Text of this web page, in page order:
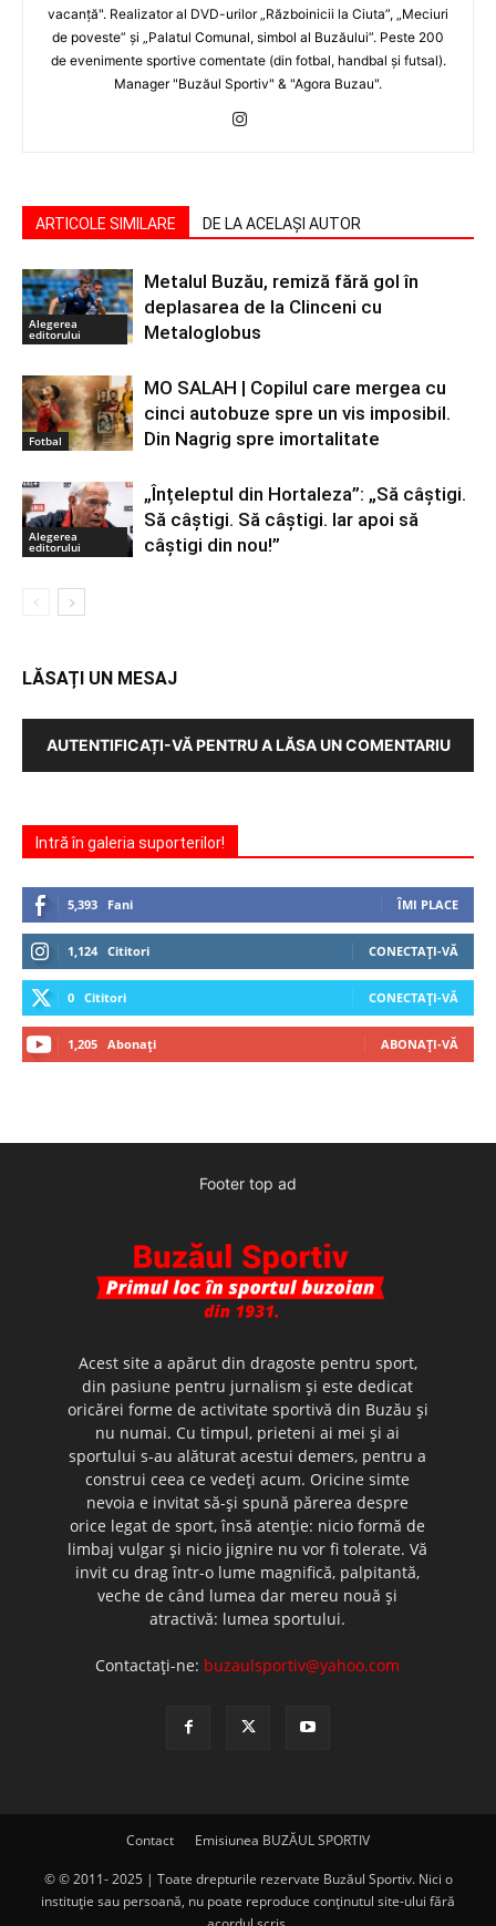
vacanţă". Realizator al DVD-urilor „Războinicii la Ciuta”, „Meciuri
de poveste” şi „Palatul Comunal, simbol al Buzăului”. Peste 200
de evenimente sportive comentate (din fotbal, handbal şi futsal).
Manager "Buzăul Sportiv" & "Agora Buzau".
ARTICOLE SIMILARE DE LA ACELAȘI AUTOR
Alegerea
editorului
Metalul Buzău, remiză fără gol în
deplasarea de la Clinceni cu
Metaloglobus
Fotbal
MO SALAH | Copilul care mergea cu
cinci autobuze spre un vis imposibil.
Din Nagrig spre imortalitate
Alegerea
editorului
„Înțeleptul din Hortaleza”: „Să câștigi.
Să câștigi. Să câștigi. Iar apoi să
câștigi din nou!”
LĂSAȚI UN MESAJ
AUTENTIFICAȚI-VĂ PENTRU A LĂSA UN COMENTARIU
Intră în galeria suporterilor!
5,393 Fani ÎMI PLACE
1,124 Cititori CONECTAȚI-VĂ
0 Cititori CONECTAȚI-VĂ
1,205 Abonați ABONAȚI-VĂ
Footer top ad
Acest site a apărut din dragoste pentru sport,
din pasiune pentru jurnalism şi este dedicat
oricărei forme de activitate sportivă din Buzău şi
nu numai. Cu timpul, prieteni ai mei şi ai
sportului s-au alăturat acestui demers, pentru a
construi ceea ce vedeţi acum. Oricine simte
nevoia e invitat să-şi spună părerea despre
orice legat de sport, însă atenţie: nicio formă de
limbaj vulgar şi nicio jignire nu vor fi tolerate. Vă
invit cu drag într-o lume magnifică, palpitantă,
veche de când lumea dar mereu nouă şi
atractivă: lumea sportului.
Contactați-ne: buzaulsportiv@yahoo.com
Contact Emisiunea BUZĂUL SPORTIV
© © 2011- 2025 | Toate drepturile rezervate Buzăul Sportiv. Nici o
instituţie sau persoană, nu poate reproduce conţinutul site-ului fără